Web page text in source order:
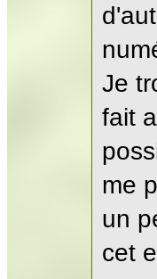
Je
fait
me
un
cet